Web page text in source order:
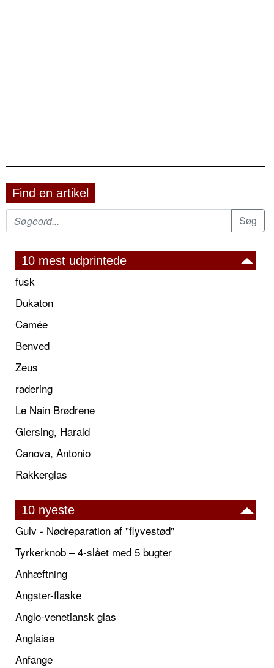
Find en artikel
10 mest udprintede
fusk
Dukaton
Camée
Benved
Zeus
radering
Le Nain Brødrene
Giersing, Harald
Canova, Antonio
Rakkerglas
10 nyeste
Gulv - Nødreparation af "flyvestød"
Tyrkerknob – 4-slået med 5 bugter
Anhæftning
Angster-flaske
Anglo-venetiansk glas
Anglaise
Anfange